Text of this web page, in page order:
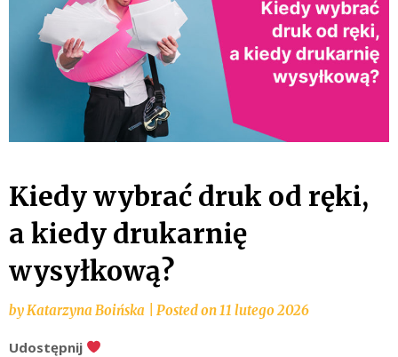
content
Kiedy wybrać druk od ręki,
a kiedy drukarnię
wysyłkową?
by Katarzyna Boińska Posted on 11 lutego 2026
Udostępnij